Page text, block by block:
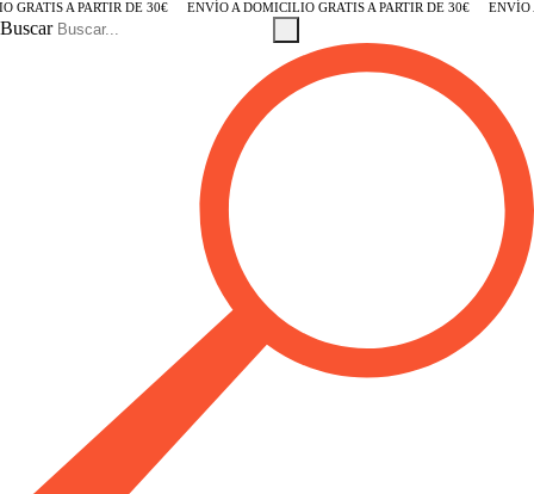
A PARTIR DE 30€ ENVÍO A DOMICILIO GRATIS A PARTIR DE 30€ ENVÍO A
Buscar